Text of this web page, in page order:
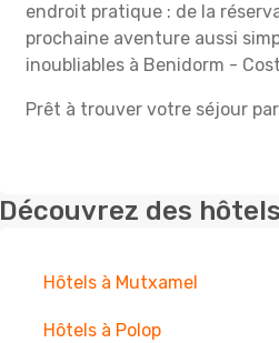
endroit pratique : de la
prochaine aventure aussi
inoubliables à Benidorm -
Prêt à trouver votre séjour
Découvrez des
Hôtels à Mutxamel
Hôtels à Polop